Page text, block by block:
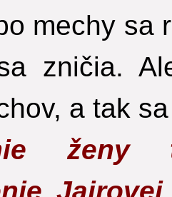
mechy sa
zničia.
a tak